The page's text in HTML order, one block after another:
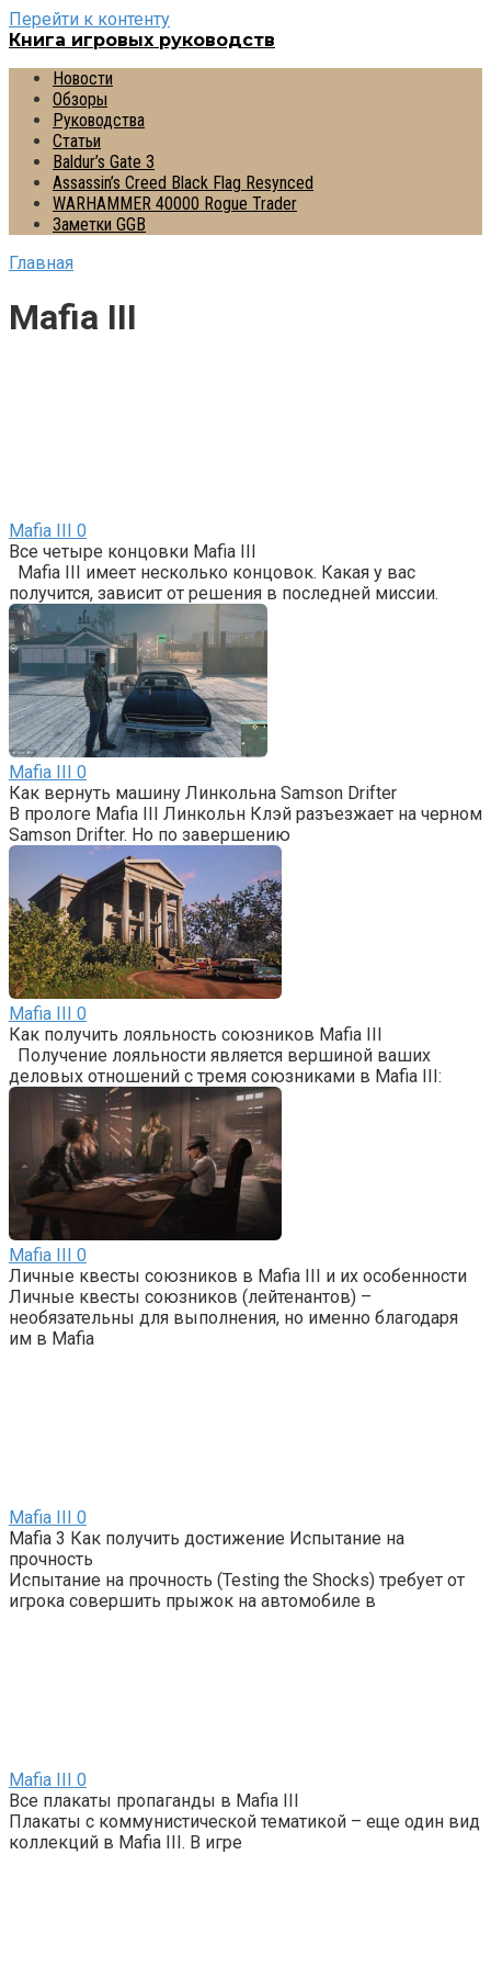
Перейти к контенту
Книга игровых руководств
Новости
Обзоры
Руководства
Статьи
Baldur’s Gate 3
Assassin’s Creed Black Flag Resynced
WARHAMMER 40000 Rogue Trader
Заметки GGB
Главная
Mafia III
Mafia III 0
Все четыре концовки Mafia III
Mafia III имеет несколько концовок. Какая у вас
получится, зависит от решения в последней миссии.
Mafia III 0
Как вернуть машину Линкольна Samson Drifter
В прологе Mafia III Линкольн Клэй разъезжает на черном
Samson Drifter. Но по завершению
Mafia III 0
Как получить лояльность союзников Mafia III
Получение лояльности является вершиной ваших
деловых отношений с тремя союзниками в Mafia III:
Mafia III 0
Личные квесты союзников в Mafia III и их особенности
Личные квесты союзников (лейтенантов) –
необязательны для выполнения, но именно благодаря
им в Mafia
Mafia III 0
Mafia 3 Как получить достижение Испытание на
прочность
Испытание на прочность (Testing the Shocks) требует от
игрока совершить прыжок на автомобиле в
Mafia III 0
Все плакаты пропаганды в Mafia III
Плакаты с коммунистической тематикой – еще один вид
коллекций в Mafia III. В игре